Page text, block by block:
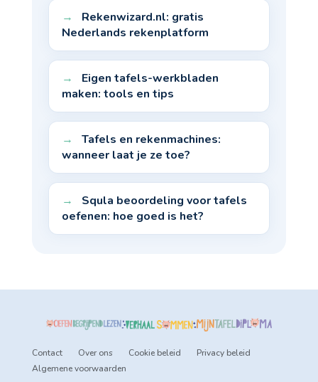
Rekenwizard.nl: gratis
Nederlands rekenplatform
Eigen tafels-werkbladen
maken: tools en tips
Tafels en rekenmachines:
wanneer laat je ze toe?
Squla beoordeling voor tafels
oefenen: hoe goed is het?
Contact Over ons Cookie beleid
Privacy beleid
Algemene voorwaarden